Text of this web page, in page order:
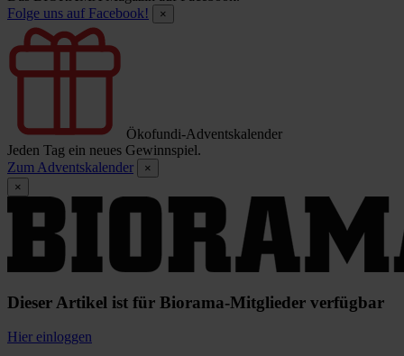
Folge uns auf Facebook!
×
Ökofundi-Adventskalender
Jeden Tag ein neues Gewinnspiel.
Zum Adventskalender
×
×
Dieser Artikel ist für Biorama-Mitglieder verfügbar
Hier einloggen